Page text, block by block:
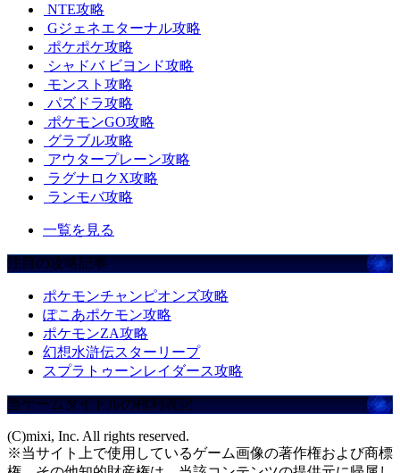
NTE攻略
Gジェネエターナル攻略
ポケポケ攻略
シャドバ ビヨンド攻略
モンスト攻略
パズドラ攻略
ポケモンGO攻略
グラブル攻略
アウタープレーン攻略
ラグナロクX攻略
ランモバ攻略
一覧を見る
注目の攻略記事
ポケモンチャンピオンズ攻略
ぽこあポケモン攻略
ポケモンZA攻略
幻想水滸伝スターリープ
スプラトゥーンレイダース攻略
当ゲームタイトルの権利表記
(C)mixi, Inc. All rights reserved.
※当サイト上で使用しているゲーム画像の著作権および商標